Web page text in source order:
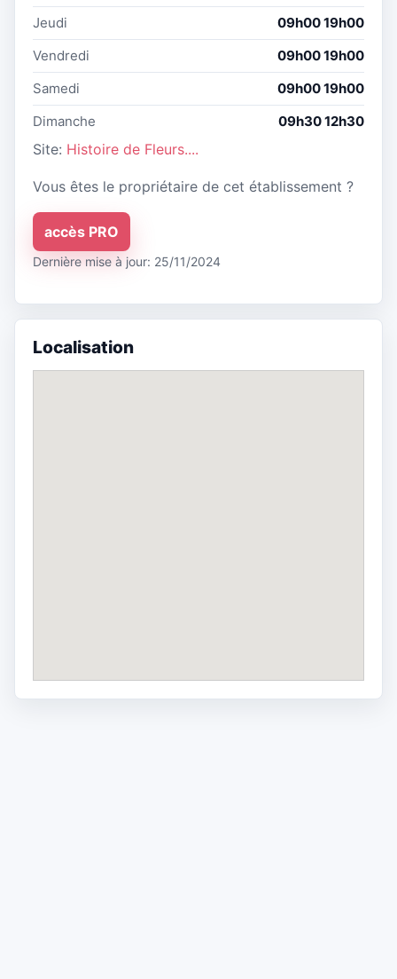
Jeudi
09h00 19h00
Vendredi
09h00 19h00
Samedi
09h00 19h00
Dimanche
09h30 12h30
Site: Histoire de Fleurs....
Vous êtes le propriétaire de cet établissement ?
accès PRO
Dernière mise à jour: 25/11/2024
Localisation